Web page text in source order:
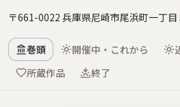
〒661-0022 兵庫県尼崎市尾浜町一丁目
巻頭 開催中・これから
所蔵作品
終了